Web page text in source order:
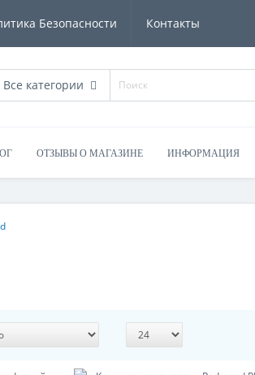
Безопасности Контакты
Все категории
ОТЗЫВЫ О МАГАЗИНЕ ИНФОРМАЦИЯ